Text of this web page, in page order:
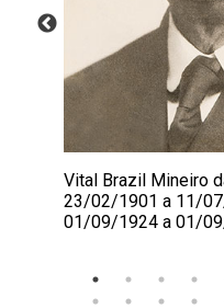
Vital Brazil Mineiro
23/02/1901 a 11/
01/09/1924 a 01/